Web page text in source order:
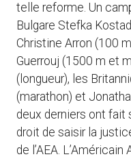
telle reforme. Un
Bulgare Stefka
Christine Arron (100
Guerrouj (1500 m et
(longueur), les
(marathon) et
deux derniers ont fait
droit de saisir la
de l’AEA.